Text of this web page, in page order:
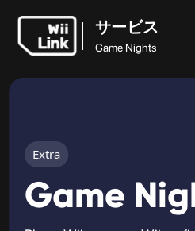
サービス
Game Nights
ホ
ガ
Extra
Game